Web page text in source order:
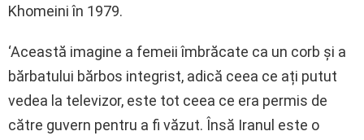
Khomeini în 1979.
‘Această imagine a femeii îmbrăcate ca un corb și a
bărbatului bărbos integrist, adică ceea ce ați putut
vedea la televizor, este tot ceea ce era permis de
către guvern pentru a fi văzut. Însă Iranul este o